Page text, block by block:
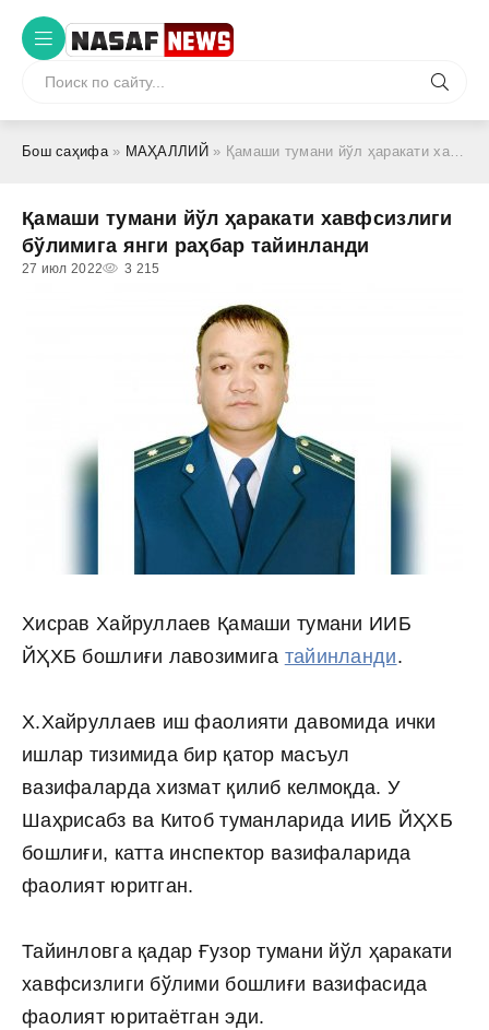
Бош саҳифа» МАҲАЛЛИЙ » Қамаши тумани йўл ҳаракати хавфсизлиги бўлимига янги раҳбар тайинланди
Қамаши тумани йўл ҳаракати хавфсизлиги
бўлимига янги раҳбар тайинланди
27 июл 2022 3 215
Хисрав Хайруллаев Қамаши тумани ИИБ
ЙҲХБ бошлиғи лавозимига тайинланди.
Х.Хайруллаев иш фаолияти давомида ички
ишлар тизимида бир қатор масъул
вазифаларда хизмат қилиб келмоқда. У
Шаҳрисабз ва Китоб туманларида ИИБ ЙҲХБ
бошлиғи, катта инспектор вазифаларида
фаолият юритган.
Тайинловга қадар Ғузор тумани йўл ҳаракати
хавфсизлиги бўлими бошлиғи вазифасида
фаолият юритаётган эди.